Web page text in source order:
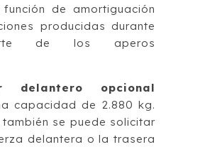
de amortiguación
producidas durante
de los aperos
delantero opcional
capacidad de 2.880 kg.
se puede solicitar
delantera o la trasera